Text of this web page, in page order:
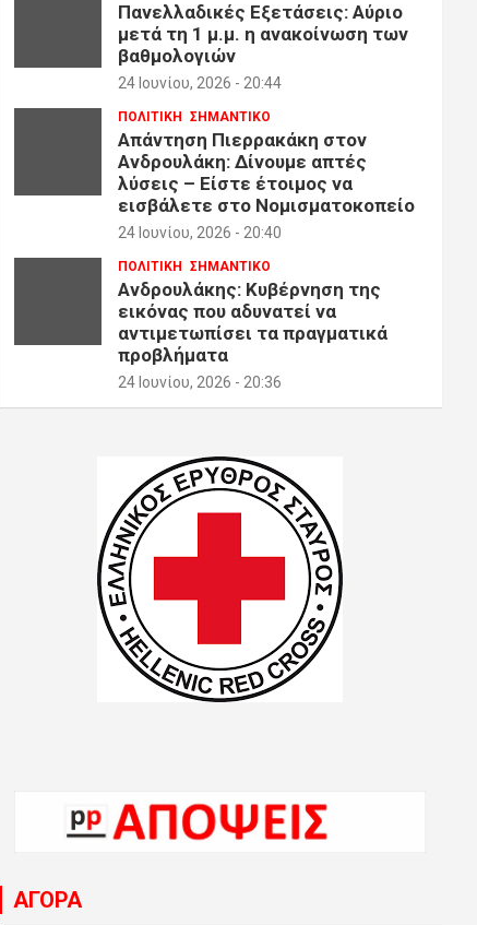
Πανελλαδικές Εξετάσεις: Αύριο
μετά τη 1 μ.μ. η ανακοίνωση των
βαθμολογιών
24 Ιουνίου, 2026 - 20:44
ΠΟΛΙΤΙΚΗ ΣΗΜΑΝΤΙΚΟ
Απάντηση Πιερρακάκη στον
Ανδρουλάκη: Δίνουμε απτές
λύσεις – Είστε έτοιμος να
εισβάλετε στο Νομισματοκοπείο
24 Ιουνίου, 2026 - 20:40
ΠΟΛΙΤΙΚΗ ΣΗΜΑΝΤΙΚΟ
Ανδρουλάκης: Κυβέρνηση της
εικόνας που αδυνατεί να
αντιμετωπίσει τα πραγματικά
προβλήματα
24 Ιουνίου, 2026 - 20:36
ΑΓΟΡΑ